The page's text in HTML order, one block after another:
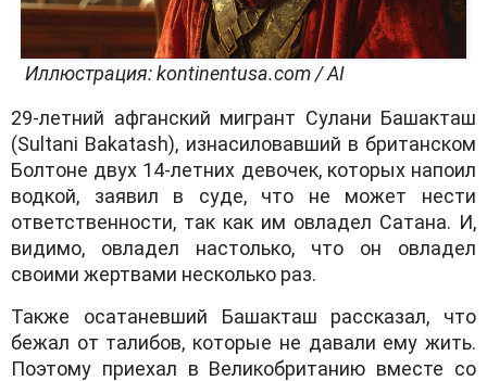
Иллюстрация: kontinentusa.com / AI
29-летний афганский мигрант Сулани Башакташ
(Sultani Bakatash), изнасиловавший в британском
Болтоне двух 14-летних девочек, которых напоил
водкой, заявил в суде, что не может нести
ответственности, так как им овладел Сатана. И,
видимо, овладел настолько, что он овладел
своими жертвами несколько раз.
Также осатаневший Башакташ рассказал, что
бежал от талибов, которые не давали ему жить.
Поэтому приехал в Великобританию вместе со